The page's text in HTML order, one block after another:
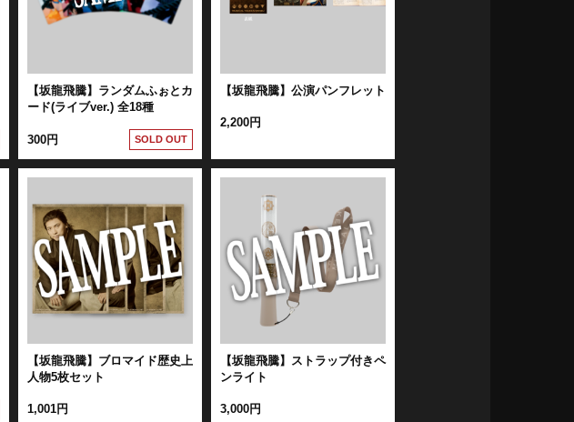
【坂龍飛騰】ランダムふぉとカ
ード(ライブver.) 全18種
300円 SOLD OUT
【坂龍飛騰】公演パンフレット
2,200円
【坂龍飛騰】ブロマイド歴史上
人物5枚セット
1,001円
【坂龍飛騰】ストラップ付きペ
ンライト
3,000円